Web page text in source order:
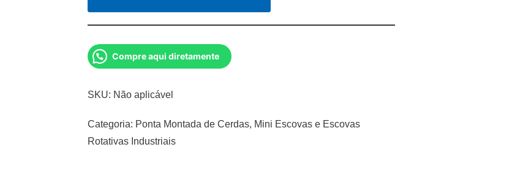
Compre aqui diretamente
SKU: Não aplicável
Categoria: Ponta Montada de Cerdas, Mini Escovas e Escovas
Rotativas Industriais